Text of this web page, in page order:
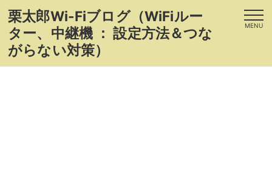
栗太郎Wi-Fiブログ（WiFiルー
ター、中継機 ： 設定方法＆つな
がらない対策）
MENU